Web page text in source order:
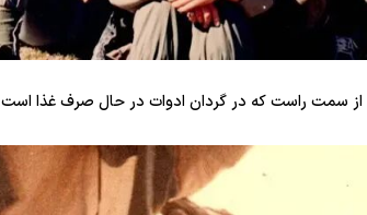
از سمت راست که در گردان ادوات در حال صرف غذا است